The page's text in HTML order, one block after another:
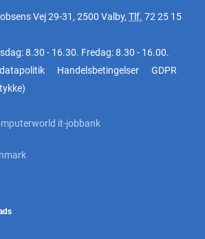
Vej 29-31, 2500 Valby, Tlf. 72 25 15
8.30 - 16.30. Fredag: 8.30 - 16.00.
Handelsbetingelser
GDPR
)